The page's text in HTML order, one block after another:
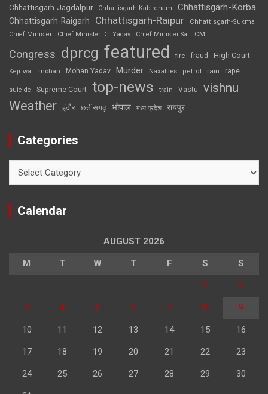
Chhattisgarh-Jagdalpur Chhattisgarh-Kabirdham Chhattisgarh-Korba
Chhattisgarh-Raigarh Chhattisgarh-Raipur
Chhattisgarh-Sukma
Chief Minister
Chief Minister Dr. Yadav Chief Minister Sai CM
Congress dprcg featured fire fraud High Court
Kejriwal mohan Mohan Yadav Murder Naxalites petrol rain rape
suicide Supreme Court top-news train Vastu vishnu
Weather इंदौर छत्तीसगढ़ भोपाल मध्य प्रदेश रायपुर
Categories
Calendar
AUGUST 2026
M T W T F S S
1 2
3 4 5 6 7 8 9
10 11 12 13 14 15 16
17 18 19 20 21 22 23
24 25 26 27 28 29 30